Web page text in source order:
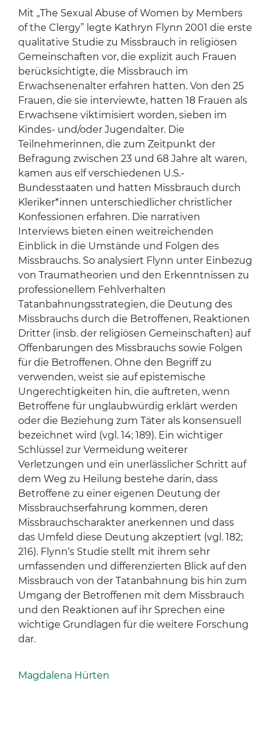
Mit „The Sexual Abuse of Women by Members
of the Clergy” legte Kathryn Flynn 2001 die erste
qualitative Studie zu Missbrauch in religiösen
Gemeinschaften vor, die explizit auch Frauen
berücksichtigte, die Missbrauch im
Erwachsenenalter erfahren hatten. Von den 25
Frauen, die sie interviewte, hatten 18 Frauen als
Erwachsene viktimisiert worden, sieben im
Kindes- und/oder Jugendalter. Die
Teilnehmerinnen, die zum Zeitpunkt der
Befragung zwischen 23 und 68 Jahre alt waren,
kamen aus elf verschiedenen U.S.-
Bundesstaaten und hatten Missbrauch durch
Kleriker*innen unterschiedlicher christlicher
Konfessionen erfahren. Die narrativen
Interviews bieten einen weitreichenden
Einblick in die Umstände und Folgen des
Missbrauchs. So analysiert Flynn unter Einbezug
von Traumatheorien und den Erkenntnissen zu
professionellem Fehlverhalten
Tatanbahnungsstrategien, die Deutung des
Missbrauchs durch die Betroffenen, Reaktionen
Dritter (insb. der religiösen Gemeinschaften) auf
Offenbarungen des Missbrauchs sowie Folgen
für die Betroffenen. Ohne den Begriff zu
verwenden, weist sie auf epistemische
Ungerechtigkeiten hin, die auftreten, wenn
Betroffene für unglaubwürdig erklärt werden
oder die Beziehung zum Täter als konsensuell
bezeichnet wird (vgl. 14; 189). Ein wichtiger
Schlüssel zur Vermeidung weiterer
Verletzungen und ein unerlässlicher Schritt auf
dem Weg zu Heilung bestehe darin, dass
Betroffene zu einer eigenen Deutung der
Missbrauchserfahrung kommen, deren
Missbrauchscharakter anerkennen und dass
das Umfeld diese Deutung akzeptiert (vgl. 182;
216). Flynn‘s Studie stellt mit ihrem sehr
umfassenden und differenzierten Blick auf den
Missbrauch von der Tatanbahnung bis hin zum
Umgang der Betroffenen mit dem Missbrauch
und den Reaktionen auf ihr Sprechen eine
wichtige Grundlagen für die weitere Forschung
dar.
Magdalena Hürten